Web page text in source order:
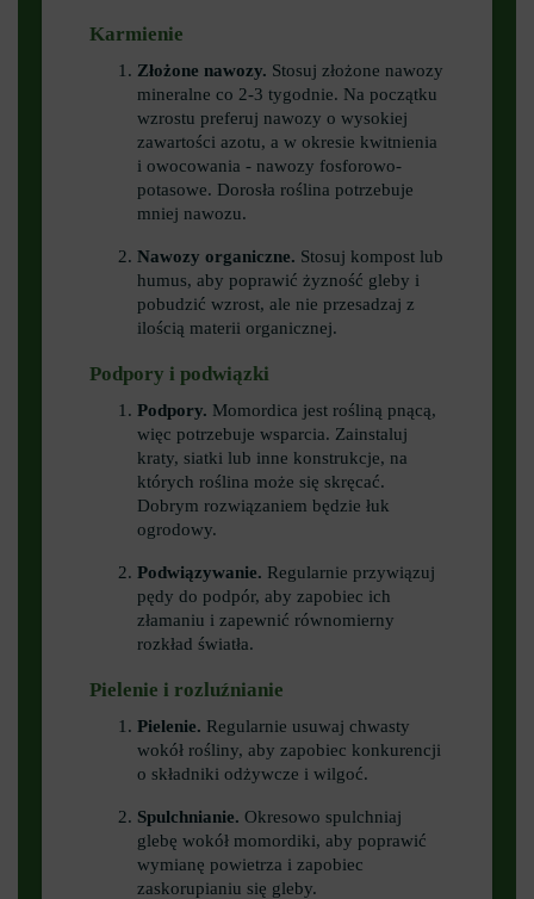
Karmienie
Złożone nawozy. Stosuj złożone nawozy
mineralne co 2-3 tygodnie. Na początku
wzrostu preferuj nawozy o wysokiej
zawartości azotu, a w okresie kwitnienia
i owocowania - nawozy fosforowo-
potasowe. Dorosła roślina potrzebuje
mniej nawozu.
Nawozy organiczne. Stosuj kompost lub
humus, aby poprawić żyzność gleby i
pobudzić wzrost, ale nie przesadzaj z
ilością materii organicznej.
Podpory i podwiązki
Podpory. Momordica jest rośliną pnącą,
więc potrzebuje wsparcia. Zainstaluj
kraty, siatki lub inne konstrukcje, na
których roślina może się skręcać.
Dobrym rozwiązaniem będzie łuk
ogrodowy.
Podwiązywanie. Regularnie przywiązuj
pędy do podpór, aby zapobiec ich
złamaniu i zapewnić równomierny
rozkład światła.
Pielenie i rozluźnianie
Pielenie. Regularnie usuwaj chwasty
wokół rośliny, aby zapobiec konkurencji
o składniki odżywcze i wilgoć.
Spulchnianie. Okresowo spulchniaj
glebę wokół momordiki, aby poprawić
wymianę powietrza i zapobiec
zaskorupianiu się gleby.